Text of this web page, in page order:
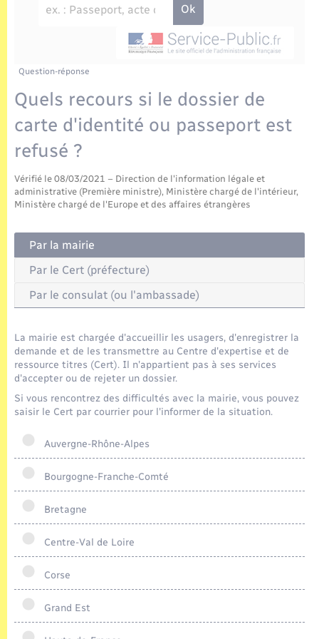
Etat-civil - Papiers - Citoyenneté
Parrainage civil
Recensement
Loisirs
Numérique
Organisation d’événement
Transports
Transports scolaires
Voirie et espace public
Travaux - Autorisation d’occupation de l’espace
Plan interactif
Présentation de la commune
Publications
La Communauté de communes
Question-réponse
Quels recours si le dossier de
carte d'identité ou passeport est
refusé ?
Vérifié le 08/03/2021 – Direction de l'information légale et
administrative (Première ministre), Ministère chargé de l'intérieur,
Ministère chargé de l'Europe et des affaires étrangères
Par la mairie
Par le Cert (préfecture)
Par le consulat (ou l'ambassade)
La mairie est chargée d'accueillir les usagers, d'enregistrer la
demande et de les transmettre au Centre d'expertise et de
ressource titres (Cert). Il n'appartient pas à ses services
d'accepter ou de rejeter un dossier.
Si vous rencontrez des difficultés avec la mairie, vous pouvez
saisir le Cert par courrier pour l'informer de la situation.
Auvergne-Rhône-Alpes
Bourgogne-Franche-Comté
Bretagne
Centre-Val de Loire
Corse
Grand Est